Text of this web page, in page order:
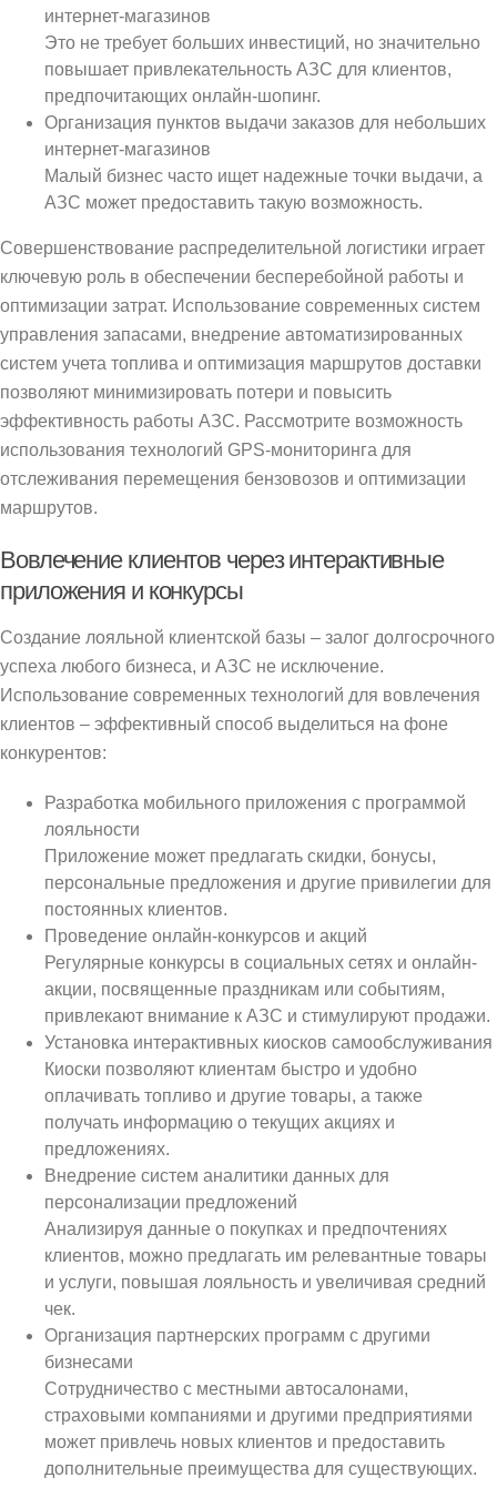
интернет-магазинов
Это не требует больших инвестиций, но значительно
повышает привлекательность АЗС для клиентов,
предпочитающих онлайн-шопинг.
Организация пунктов выдачи заказов для небольших
интернет-магазинов
Малый бизнес часто ищет надежные точки выдачи, а
АЗС может предоставить такую возможность.
Совершенствование распределительной логистики играет
ключевую роль в обеспечении бесперебойной работы и
оптимизации затрат. Использование современных систем
управления запасами, внедрение автоматизированных
систем учета топлива и оптимизация маршрутов доставки
позволяют минимизировать потери и повысить
эффективность работы АЗС. Рассмотрите возможность
использования технологий GPS-мониторинга для
отслеживания перемещения бензовозов и оптимизации
маршрутов.
Вовлечение клиентов через интерактивные
приложения и конкурсы
Создание лояльной клиентской базы – залог долгосрочного
успеха любого бизнеса, и АЗС не исключение.
Использование современных технологий для вовлечения
клиентов – эффективный способ выделиться на фоне
конкурентов:
Разработка мобильного приложения с программой
лояльности
Приложение может предлагать скидки, бонусы,
персональные предложения и другие привилегии для
постоянных клиентов.
Проведение онлайн-конкурсов и акций
Регулярные конкурсы в социальных сетях и онлайн-
акции, посвященные праздникам или событиям,
привлекают внимание к АЗС и стимулируют продажи.
Установка интерактивных киосков самообслуживания
Киоски позволяют клиентам быстро и удобно
оплачивать топливо и другие товары, а также
получать информацию о текущих акциях и
предложениях.
Внедрение систем аналитики данных для
персонализации предложений
Анализируя данные о покупках и предпочтениях
клиентов, можно предлагать им релевантные товары
и услуги, повышая лояльность и увеличивая средний
чек.
Организация партнерских программ с другими
бизнесами
Сотрудничество с местными автосалонами,
страховыми компаниями и другими предприятиями
может привлечь новых клиентов и предоставить
дополнительные преимущества для существующих.